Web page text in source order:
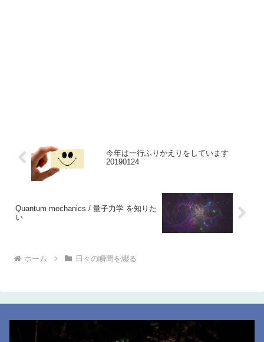
今年は一行ふりかえりをしています
20190124
Quantum mechanics / 量子力学 を知りた
い
ホーム 日々の瞬間を綴る